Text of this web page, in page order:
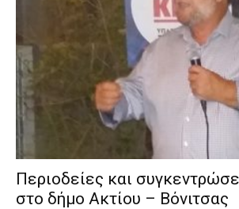
Περιοδείες και
στο δήμο Ακτίου – Βόνιτσας